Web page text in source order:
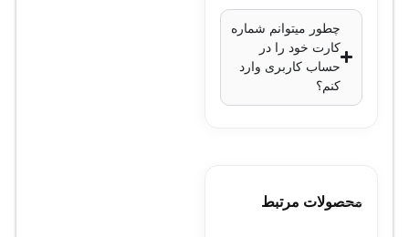
چطور میتوانم شماره
کارت خود را در
حساب کاربری وارد
کنم؟
محصولات مرتبط